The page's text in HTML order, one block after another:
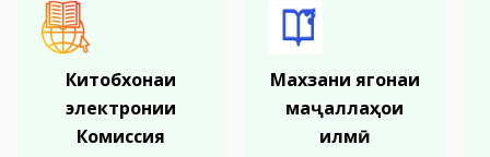
Китобхонаи
электронии
Комиссия
Махзани ягонаи
маҷаллаҳои
илмӣ